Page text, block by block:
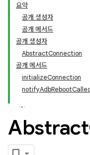
요약
공개 생성자
공개 메서드
공개 생성자
AbstractConnection
공개 메서드
initializeConnection
Abstract